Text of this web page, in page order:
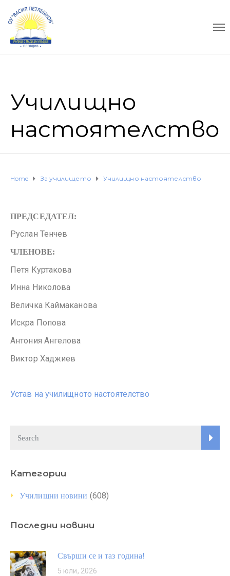
Училищно
настоятелство
Home За училището Училищно настоятелство
ПРЕДСЕДАТЕЛ:
Руслан Тенчев
ЧЛЕНОВЕ:
Петя Куртакова
Инна Николова
Величка Каймаканова
Искра Попова
Антония Ангелова
Виктор Хаджиев
Устав на училищното настоятелство
Категории
Училищни новини (608)
Последни новини
Свърши се и таз година!
5 юли, 2026